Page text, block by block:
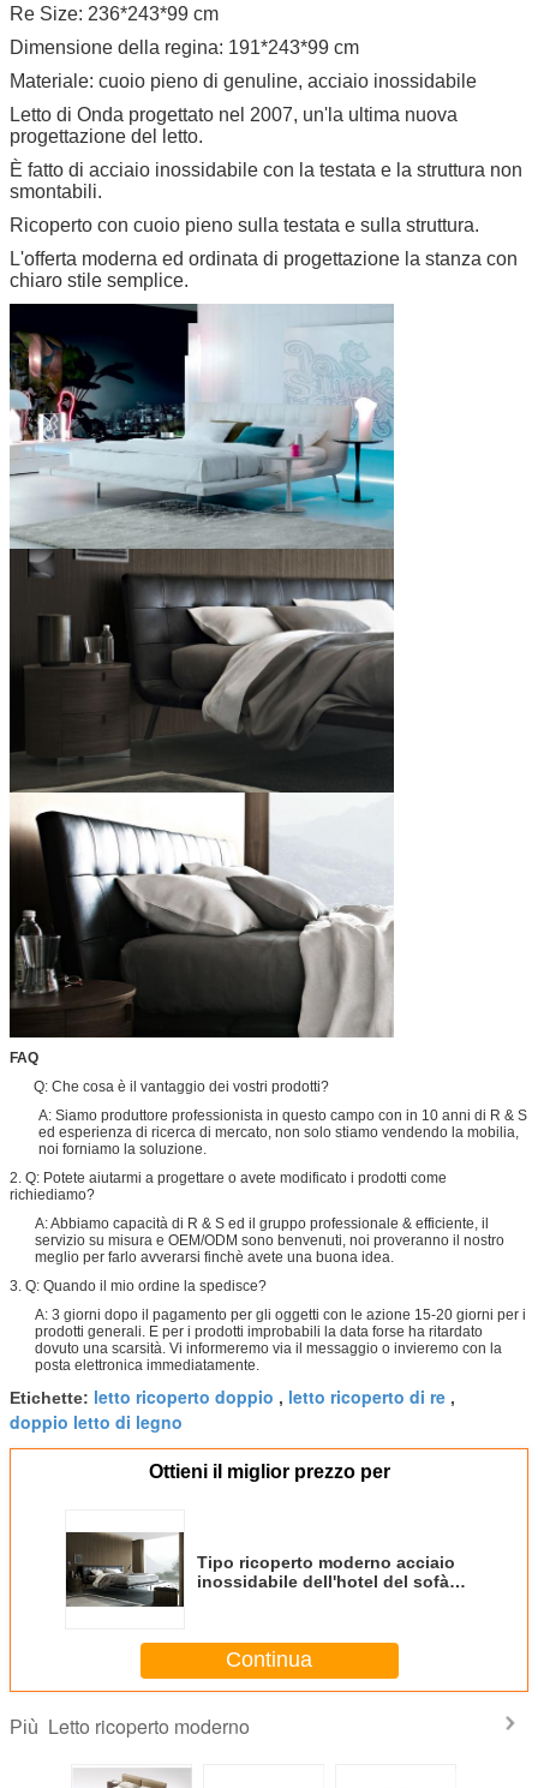
Re Size: 236*243*99 cm
Dimensione della regina: 191*243*99 cm
Materiale: cuoio pieno di genuline, acciaio inossidabile
Letto di Onda progettato nel 2007, un'la ultima nuova
progettazione del letto.
È fatto di acciaio inossidabile con la testata e la struttura non
smontabili.
Ricoperto con cuoio pieno sulla testata e sulla struttura.
L'offerta moderna ed ordinata di progettazione la stanza con
chiaro stile semplice.
FAQ
Q: Che cosa è il vantaggio dei vostri prodotti?
A: Siamo produttore professionista in questo campo con in 10 anni di R & S
ed esperienza di ricerca di mercato, non solo stiamo vendendo la mobilia,
noi forniamo la soluzione.
2. Q: Potete aiutarmi a progettare o avete modificato i prodotti come
richiediamo?
A: Abbiamo capacità di R & S ed il gruppo professionale & efficiente, il
servizio su misura e OEM/ODM sono benvenuti, noi proveranno il nostro
meglio per farlo avverarsi finchè avete una buona idea.
3. Q: Quando il mio ordine la spedisce?
A: 3 giorni dopo il pagamento per gli oggetti con le azione 15-20 giorni per i
prodotti generali. E per i prodotti improbabili la data forse ha ritardato
dovuto una scarsità. Vi informeremo via il messaggio o invieremo con la
posta elettronica immediatamente.
Etichette: letto ricoperto doppio , letto ricoperto di re ,
doppio letto di legno
Ottieni il miglior prezzo per
Tipo ricoperto moderno acciaio
inossidabile dell'hotel del sofà
Continua
Più Letto ricoperto moderno